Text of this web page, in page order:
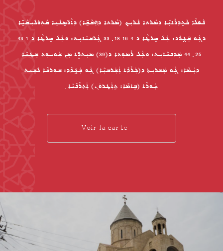
ܢܵܦܠܵܐ ܟܵܬܸܕܪܵܐܝܼܵܐ ܕܡܵܪܬܐ ܢܵܪܝܼܟ (ܡܵܪܬܐ ܕܗܲܒܵܒܹ̈ܐ) ܕܐܵܖ̈ܡܸܢܵܝܹܐ ܩܵܬ݂ܘܿܠܝܼܩܵܝܹ̈ܐ
ܕܓܲܘ ܒܲܓ݂ܕܵܕ: ܥܲܠ ܣܸܪܛܵܐ ܕ 4 16 18 ݂ 33 ܓܲܪܒܝܵܐܝܼܬ: ܘܥܲܠ ܣܸܪܛܵܐ ܕ 1 43
25 ݂ 44 ܡܲܕܢܚܵܐܝܼܬ: ܘܥܲܠ ܪܵܡܘܼܬܐ ܕ(39) ܡܝܼܬܖܹ̈ܐ ܡܼܢ ܫܲܘܝܘܼܬ݂ ܫܸܛܚܵܐ
ܕܝܲܡܵܐ: ܓܲܘ ܡܲܫܪܝܼܬܐ ܕ(ܟܲܪܵܕܵܐ ܐܲܫܲܪܩܝܼܵܐ) ܓܲܘ ܒܲܓ݂ܕܵܕ: ܩܘܼܪܒܵܐ ܠܒܹܝܬ
ܚܲܘܪܵܐ (ܒܹܐܡܵܐ: ܬܹܐܲܛܪܘܿܢ) ܐܲܬ݂ܪܵܢܵܝܵܐ ݂
Voir la carte